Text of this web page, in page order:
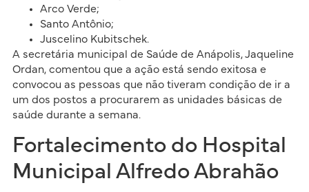
Arco Verde;
Santo Antônio;
Juscelino Kubitschek.
A secretária municipal de Saúde de Anápolis, Jaqueline
Ordan, comentou que a ação está sendo exitosa e
convocou as pessoas que não tiveram condição de ir a
um dos postos a procurarem as unidades básicas de
saúde durante a semana.
Fortalecimento do Hospital
Municipal Alfredo Abrahão